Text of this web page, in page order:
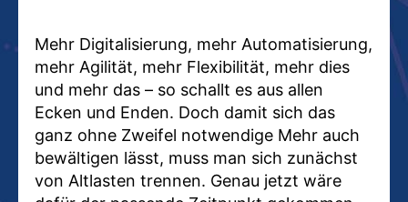
Mehr Digitalisierung, mehr Automatisierung,
mehr Agilität, mehr Flexibilität, mehr dies
und mehr das – so schallt es aus allen
Ecken und Enden. Doch damit sich das
ganz ohne Zweifel notwendige Mehr auch
bewältigen lässt, muss man sich zunächst
von Altlasten trennen. Genau jetzt wäre